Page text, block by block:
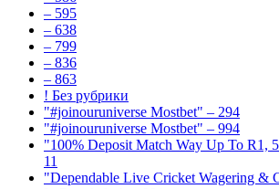
– 595
– 638
– 799
– 836
– 863
! Без рубрики
"#joinouruniverse Mostbet" – 294
"#joinouruniverse Mostbet" – 994
"100% Deposit Match Way Up To R1,
11
"Dependable Live Cricket Wagering &